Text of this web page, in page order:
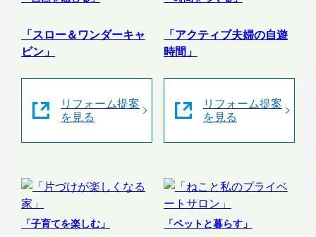
「スロー＆ワンダーキャ
ビン」
リフォーム提案
を見る
「アクティブ夫婦の自遊
時間」
リフォーム提案
を見る
「子育てを楽しむ」 「ペットと暮らす」